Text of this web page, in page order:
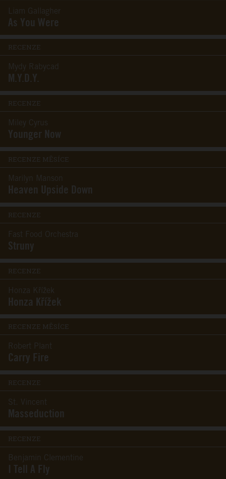
Liam Gallagher
As You Were
RECENZE
Mydy Rabycad
M.Y.D.Y.
RECENZE
Miley Cyrus
Younger Now
RECENZE MĚSÍCE
Marilyn Manson
Heaven Upside Down
RECENZE
Fast Food Orchestra
Struny
RECENZE
Honza Křížek
Honza Křížek
RECENZE MĚSÍCE
Robert Plant
Carry Fire
RECENZE
St. Vincent
Masseduction
RECENZE
Benjamin Clementine
I Tell A Fly